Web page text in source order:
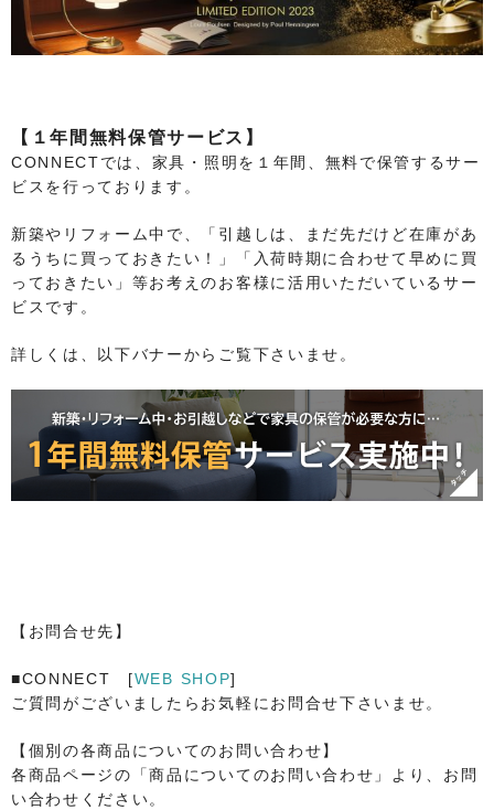
【１年間無料保管サービス】
CONNECTでは、家具・照明を１年間、無料で保管するサー
ビスを行っております。
新築やリフォーム中で、「引越しは、まだ先だけど在庫があ
るうちに買っておきたい！」「入荷時期に合わせて早めに買
っておきたい」等お考えのお客様に活用いただいているサー
ビスです。
詳しくは、以下バナーからご覧下さいませ。
【お問合せ先】
■CONNECT [WEB SHOP]
ご質問がございましたらお気軽にお問合せ下さいませ。
【個別の各商品についてのお問い合わせ】
各商品ページの「商品についてのお問い合わせ」より、お問
い合わせください。